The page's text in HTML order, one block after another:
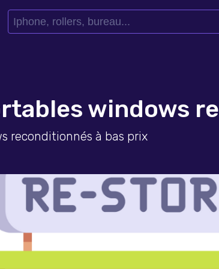
windows
reconditionnés à bas prix